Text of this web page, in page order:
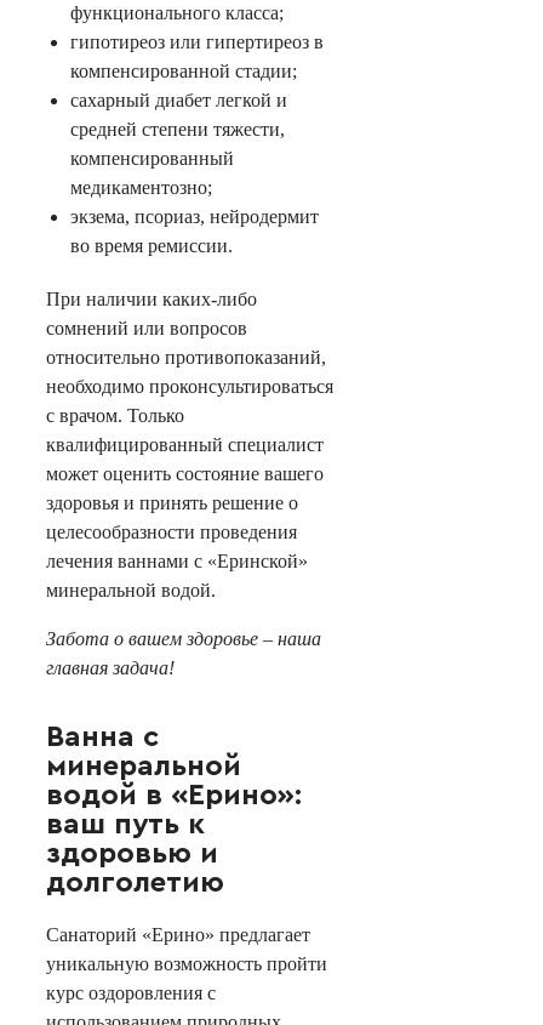
функционального класса;
гипотиреоз или гипертиреоз в
компенсированной стадии;
сахарный диабет легкой и
средней степени тяжести,
компенсированный
медикаментозно;
экзема, псориаз, нейродермит
во время ремиссии.
При наличии каких-либо
сомнений или вопросов
относительно противопоказаний,
необходимо проконсультироваться
с врачом. Только
квалифицированный специалист
может оценить состояние вашего
здоровья и принять решение о
целесообразности проведения
лечения ваннами с «Еринской»
минеральной водой.
Забота о вашем здоровье – наша
главная задача!
Ванна с
минеральной
водой в «Ерино»:
ваш путь к
здоровью и
долголетию
Санаторий «Ерино» предлагает
уникальную возможность пройти
курс оздоровления с